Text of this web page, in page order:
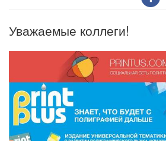
Уважаемые коллеги!